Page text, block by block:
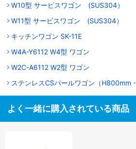
W10型 サービスワゴン (SUS304）
W11型 サービスワゴン (SUS304）
キッチンワゴン SK-11E
W4A-Y6112 W4型 ワゴン
W2C-A6112 W2型 ワゴン
ステンレスCSパールワゴン（H800mm
よく一緒に購入されている商品